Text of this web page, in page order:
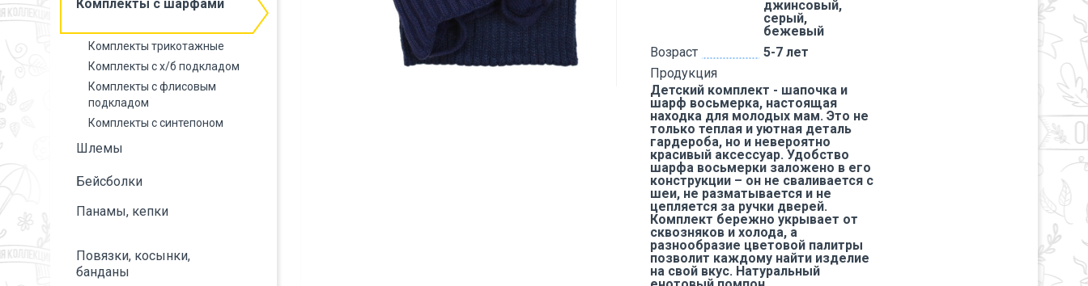
Комплекты с шарфами
Комплекты трикотажные
Комплекты с х/б подкладом
Комплекты с флисовым
подкладом
Комплекты с синтепоном
Шлемы
Бейсболки
Панамы, кепки
Повязки, косынки,
банданы
джинсовый,
серый,
бежевый
Возраст
5-7 лет
Продукция
Детский комплект - шапочка и
шарф восьмерка, настоящая
находка для молодых мам. Это не
только теплая и уютная деталь
гардероба, но и невероятно
красивый аксессуар. Удобство
шарфа восьмерки заложено в его
конструкции – он не сваливается с
шеи, не разматывается и не
цепляется за ручки дверей.
Комплект бережно укрывает от
сквозняков и холода, а
разнообразие цветовой палитры
позволит каждому найти изделие
на свой вкус. Натуральный